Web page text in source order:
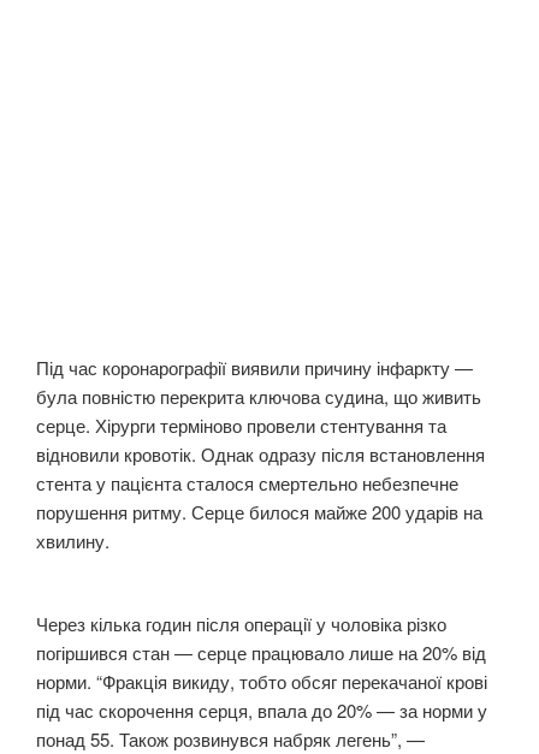
Під час коронарографії виявили причину інфаркту —
була повністю перекрита ключова судина, що живить
серце. Хірурги терміново провели стентування та
відновили кровотік. Однак одразу після встановлення
стента у пацієнта сталося смертельно небезпечне
порушення ритму. Серце билося майже 200 ударів на
хвилину.
Через кілька годин після операції у чоловіка різко
погіршився стан — серце працювало лише на 20% від
норми. “Фракція викиду, тобто обсяг перекачаної крові
під час скорочення серця, впала до 20% — за норми у
понад 55. Також розвинувся набряк легень”, —